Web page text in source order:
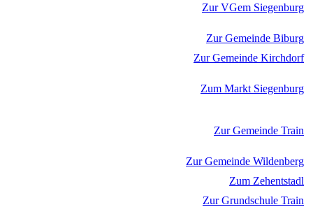
Zur VGem Siegenburg
Zur Gemeinde Biburg
Zur Gemeinde Kirchdorf
Zum Markt Siegenburg
Zur Gemeinde Train
Zur Gemeinde Wildenberg
Zum Zehentstadl
Zur Grundschule Train